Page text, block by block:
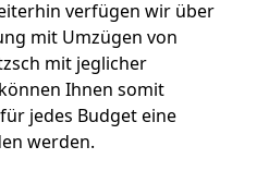
verfügen wir über
mit Umzügen von
mit jeglicher
Ihnen somit
jedes Budget eine
werden.